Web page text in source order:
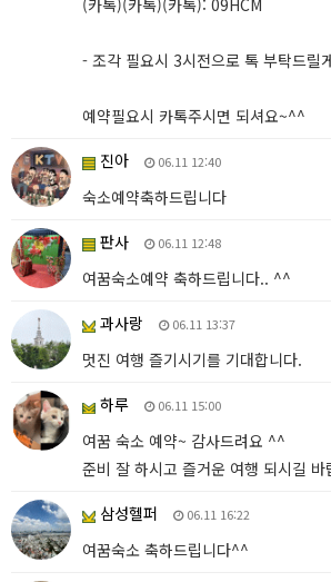
(카톡)(카톡)(카톡): 09HCM
- 조각 필요시 3시전으로 톡 부탁드릴
예약필요시 카톡주시면 되셔요~^^
진아
06.11 12:40
숙소예약축하드립니다
판사
06.11 12:48
여꿈숙소예약 축하드립니다.. ^^
과사랑
06.11 13:37
멋진 여행 즐기시기를 기대합니다.
하루
06.11 15:00
여꿈 숙소 예약~ 감사드려요 ^^
준비 잘 하시고 즐거운 여행 되시길
삼성헬퍼
06.11 16:22
여꿈숙소 축하드립니다^^